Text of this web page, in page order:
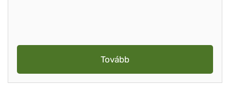
Tovább